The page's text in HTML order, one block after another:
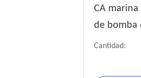
CA marina
de bomba
Cantidad: